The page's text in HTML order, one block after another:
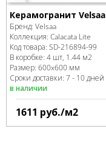
Керамогранит
Бренд: Velsaa
Коллекция: Calacata Lite
Код товара: SD-216894-99
В коробке: 4 шт, 1.44 м2
Размер: 600x600 мм
Сроки доставки: 7 - 10 дней
в наличии
1611 руб./м2